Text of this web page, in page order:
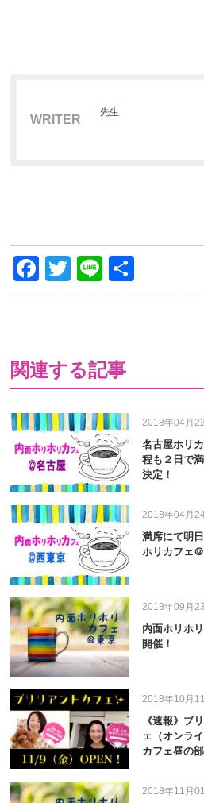
WRITER
先生
Facebook
Twitter
Line
有
関連する記事
2018年04月
名古屋ホリ
程も２日で
決定！
2018年04月
満席にて明
ホリカフェ
2018年09月
内面ホリホ
開催！
2018年10月
《速報》ブ
ェ（オンラ
カフェ昼の
2018年11月